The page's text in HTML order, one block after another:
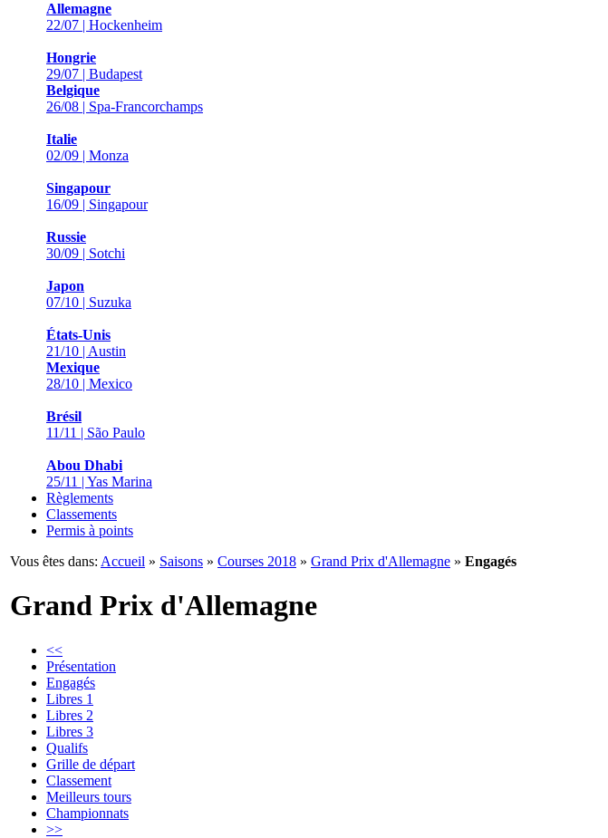
Allemagne
22/07 | Hockenheim
Hongrie
29/07 | Budapest
Belgique
26/08 | Spa-Francorchamps
Italie
02/09 | Monza
Singapour
16/09 | Singapour
Russie
30/09 | Sotchi
Japon
07/10 | Suzuka
États-Unis
21/10 | Austin
Mexique
28/10 | Mexico
Brésil
11/11 | São Paulo
Abou Dhabi
25/11 | Yas Marina
Règlements
Classements
Permis à points
Vous êtes dans: Accueil » Saisons » Courses 2018 » Grand Prix d'Allemagne » Engagés
Grand Prix d'Allemagne
<<
Présentation
Engagés
Libres 1
Libres 2
Libres 3
Qualifs
Grille de départ
Classement
Meilleurs tours
Championnats
>>